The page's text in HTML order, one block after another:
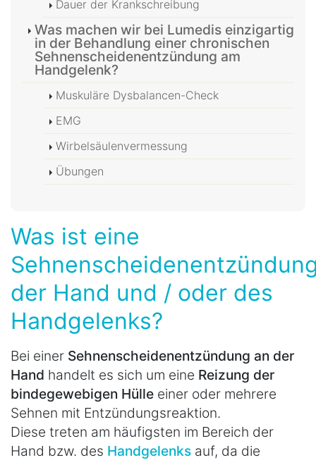
Dauer der Krankschreibung
Was machen wir bei Lumedis einzigartig
in der Behandlung einer chronischen
Sehnenscheidenentzündung am
Handgelenk?
Muskuläre Dysbalancen-Check
EMG
Wirbelsäulenvermessung
Übungen
Was ist eine
der Hand und / oder des
Handgelenks?
Bei einer Sehnenscheidenentzündung an der
Hand handelt es sich um eine Reizung der
bindegewebigen Hülle einer oder mehrere
Sehnen mit Entzündungsreaktion.
Diese treten am häufigsten im Bereich der
Hand bzw. des Handgelenks auf, da die